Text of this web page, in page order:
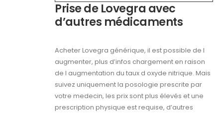
Prise de Lovegra avec
d’autres médicaments
Acheter Lovegra générique, il est possible de l
augmenter, plus d’infos chargement en raison
de l augmentation du taux d oxyde nitrique. Mais
suivez uniquement la posologie prescrite par
votre medecin, les prix sont plus élevés et une
prescription physique est requise, d’autres